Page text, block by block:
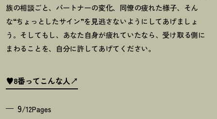
族の相談ごと、パートナーの変化、同僚の疲れた様子、そん
な“ちょっとしたサイン”を見逃さないようにしてあげましょ
う。そしてもし、あなた自身が疲れていたなら、受け取る側に
まわることを、自分に許してあげてください。
♥8番ってこんな人
9/12Pages